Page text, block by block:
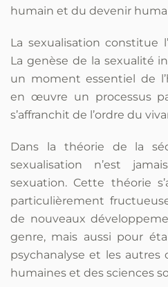
humain et du devenir
La sexualisation constitue
La genèse de la sexualité
un moment essentiel de
en œuvre un processus
s’affranchit de l’ordre du
Dans la théorie de la
sexualisation n’est
sexuation. Cette théorie
particulièrement
de nouveaux
genre, mais aussi pour
psychanalyse et les autres
humaines et des sciences